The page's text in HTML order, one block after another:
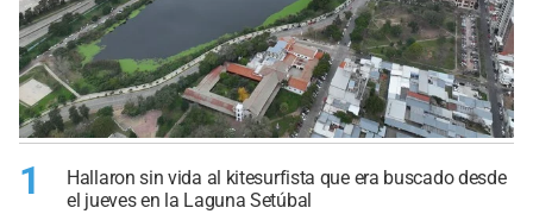
1
Hallaron sin vida al kitesurfista que era buscado desde
el jueves en la Laguna Setúbal